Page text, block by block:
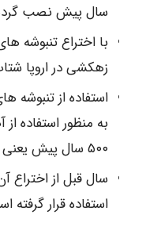
سال پیش نصب
زهکشی در اروپا
استفاده از
به منظور استفاده
۵۰۰ سال پیش یعنی ۳۵۰
سال قبل از اختراع
استفاده قرار گرفته